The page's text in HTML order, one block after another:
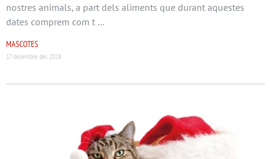
nostres animals, a part dels aliments que durant aquestes
dates comprem com t …
MASCOTES
17 desembre del 2024